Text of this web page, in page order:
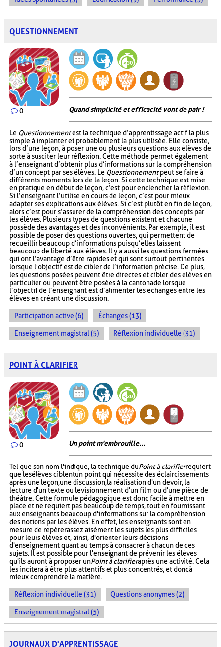
QUESTIONNEMENT
0 Quand simplicité et efficacité vont de pair !
Le Questionnementest la technique d’apprentissage actif la plus
simple à implanter et probablement la plus utilisée. Elle consiste,
lors d’une leçon, à poser une ou plusieurs questions aux élèves de
sorte à susciter leur réflexion. Cette méthode permet également
à l’enseignant d’obtenir plus d’informations sur la compréhension
d’un concept par ses élèves. Le Questionnementpeut se faire à
différents moments lors de la leçon. Si cette technique est mise
en pratique en début de leçon, c’est pour enclencher la réflexion.
Si l’enseignant l’utilise en cours de leçon, c’est pour mieux
adapter ses explications aux élèves. Si c’est plutôt en fin de leçon,
alors c’est pour s’assurer de la compréhension des concepts par
les élèves. Plusieurs types de questions existent et chacune
possède des avantages et des inconvénients. Par exemple, il est
possible de poser des questions ouvertes, qui permettent de
recueillir beaucoup d’informations puisqu’elles laissent
beaucoup de liberté aux élèves. Il y a aussi les questions fermées
qui ont l’avantage d’être rapides et qui sont surtout pertinentes
lorsque l’objectif est de cibler de l’information précise. De plus,
les questions posées peuvent être directes et cibler des élèves en
particulier ou peuvent être posées à la cantonade lorsque
l’objectif de l’enseignant est d’alimenter les échanges entre les
élèves en créant une discussion.
Participation active (6) Échanges (13)
Enseignement magistral (5) Réflexion individuelle (31)
POINT À CLARIFIER
0 Un point m'embrouille...
Tel que son nom l'indique, la technique duPoint à clarifierrequiert
que les élèves ciblent un point qui nécessite des éclaircissements
après une leçon, une discussion, la réalisation d'un devoir, la
lecture d'un texte ou le visionnement d'un film ou d'une pièce de
théâtre. Cette formule pédagogique est donc facile à mettre en
place et ne requiert pas beaucoup de temps, tout en fournissant
aux enseignants beaucoup d'informations sur la compréhension
des notions par les élèves. En effet, les enseignants sont en
mesure de repérer assez aisément les sujets les plus difficiles
pour leurs élèves et, ainsi, d'orienter leurs décisions
d'enseignement quant au temps à consacrer à chacun de ces
sujets. Il est possible pour l'enseignant de prévenir les élèves
qu'ils auront à proposer unPoint à clarifieraprès une activité. Cela
les incitera à être plus attentifs et plus concentrés, et donc à
mieux comprendre la matière.
Réflexion individuelle (31) Questions anonymes (2)
Enseignement magistral (5)
JOURNAUX D'APPRENTISSAGE